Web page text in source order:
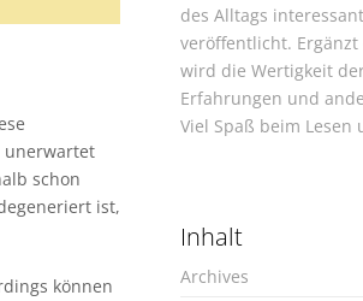
unerwartet
schon
ist,
können
des Alltags
veröffentlicht.
wird die Wertigkeit
Erfahrungen und
Viel Spaß beim Lesen
Inhalt
Archives